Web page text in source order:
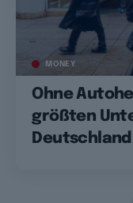
MONEY
Ohne
größten
Deutschland